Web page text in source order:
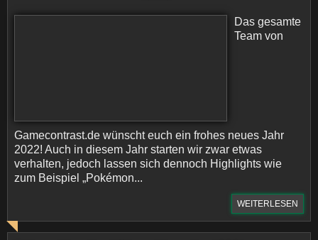
Das gesamte
Team von
Gamecontrast.de wünscht euch ein frohes neues Jahr
2022! Auch in diesem Jahr starten wir zwar etwas
verhalten, jedoch lassen sich dennoch Highlights wie
zum Beispiel „Pokémon...
WEITERLESEN